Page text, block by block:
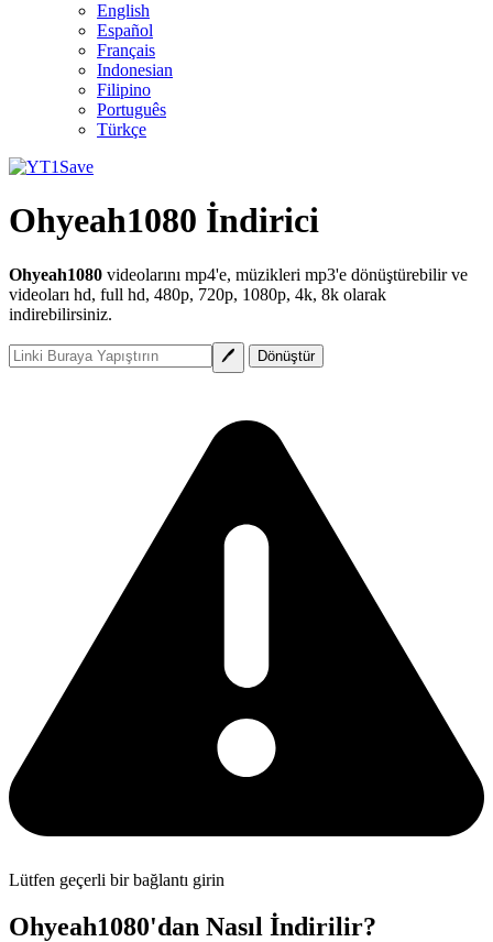
English
Español
Français
Indonesian
Filipino
Português
Türkçe
Ohyeah1080 İndirici
Ohyeah1080 videolarını mp4'e, müzikleri mp3'e dönüştürebilir ve
videoları hd, full hd, 480p, 720p, 1080p, 4k, 8k olarak
indirebilirsiniz.
Lütfen geçerli bir bağlantı girin
Ohyeah1080'dan Nasıl İndirilir?